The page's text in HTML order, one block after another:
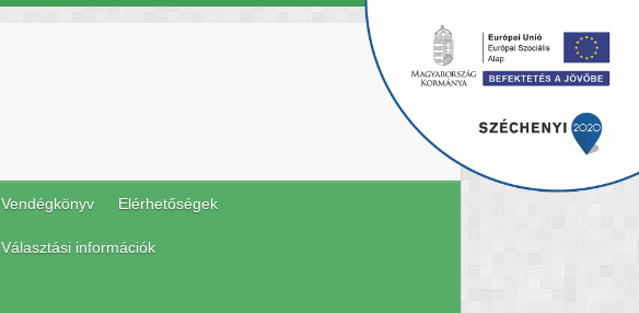
Vendégkönyv Elérhetőségek
Választási információk